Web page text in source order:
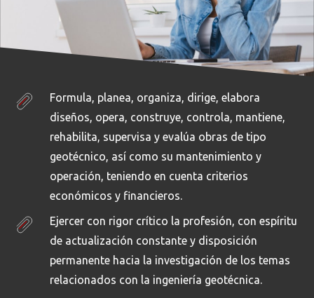
CTES_M Créditos 1
Institucionales
Ciencia, Tecnología y Sociedad
Con el estudio de esta asignatura se busca
desarrollar las competencias necesarias para
SEFP_M Créditos 1
Institucionales
Seminario Formulación Proyectos
Hoy en día se reconoce y reitera la importancia que
dentro de las Organizaciones reviste el apropiado
Formula, planea, organiza, dirige, elabora
diseños, opera, construye, controla, mantiene,
rehabilita, supervisa y evalúa obras de tipo
geotécnico, así como su mantenimiento y
operación, teniendo en cuenta criterios
económicos y financieros.
Ejercer con rigor crítico la profesión, con espíritu
de actualización constante y disposición
permanente hacia la investigación de los temas
relacionados con la ingeniería geotécnica.